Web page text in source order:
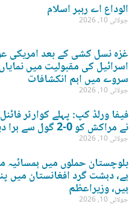
الوداع اے رہبر اسلام
جولائی 10, 2026
غزہ نسل کشی کے بعد امریکی
اسرائیل کی مقبولیت میں
سروے میں اہم انکشافات
جولائی 10, 2026
فیفا ورلڈ کپ: پہلے کوارٹر
نے مراکش کو 0-2 گول سے ہرا دیا
جولائی 10, 2026
بلوچستان حملوں میں ہمسائیہ
ہے، دہشت گرد افغانستان میں
ہیں، وزیراعظم
جولائی 10, 2026